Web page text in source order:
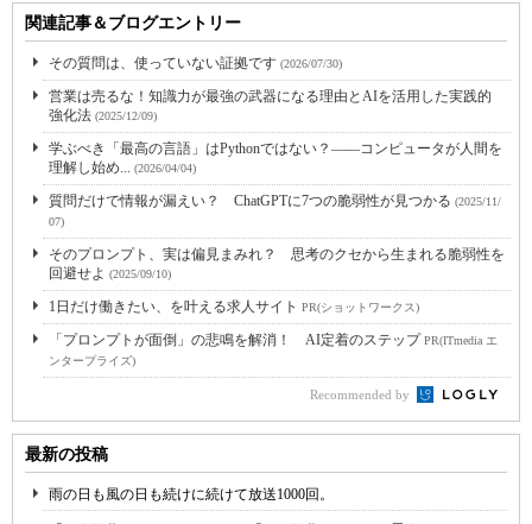
関連記事＆ブログエントリー
その質問は、使っていない証拠です (2026/07/30)
営業は売るな！知識力が最強の武器になる理由とAIを活用した実践的
強化法 (2025/12/09)
学ぶべき「最高の言語」はPythonではない？――コンピュータが人間を
理解し始め... (2026/04/04)
質問だけで情報が漏えい？ ChatGPTに7つの脆弱性が見つかる (2025/11/
07)
そのプロンプト、実は偏見まみれ？ 思考のクセから生まれる脆弱性を
回避せよ (2025/09/10)
1日だけ働きたい、を叶える求人サイト PR(ショットワークス)
「プロンプトが面倒」の悲鳴を解消！ AI定着のステップPR(ITmedia エ
ンタープライズ)
Recommended by
最新の投稿
雨の日も風の日も続けに続けて放送1000回。